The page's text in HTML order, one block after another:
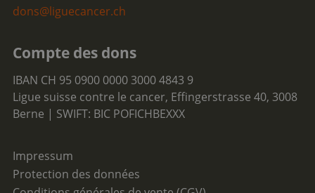
dons@liguecancer.ch
Compte des dons
IBAN CH 95 0900 0000 3000 4843 9
Ligue suisse contre le cancer, Effingerstrasse 40, 3008
Berne | SWIFT: BIC POFICHBEXXX
Impressum
Protection des données